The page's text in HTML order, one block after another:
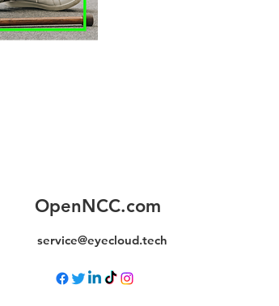
OpenNCC.com
service@eyecloud.tech